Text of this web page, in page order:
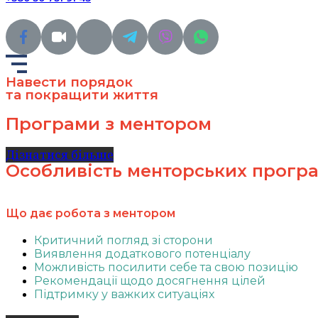
Навести порядок
та покращити життя
Програми з ментором
Дізнатися більше
Особливість менторських
Що дає робота з ментором
Критичний погляд зі сторони
Виявлення додаткового потенціалу
Можливість посилити себе та свою позицію
Рекомендації щодо досягнення цілей
Підтримку у важких ситуаціях